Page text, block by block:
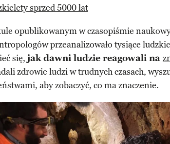
sprzed 5000 lat
opublikowanym w czasopiśmie
przeanalizowało tysiące
się, jak dawni ludzie reagowali na
zdrowie ludzi w trudnych czasach,
aby zobaczyć, co ma znaczenie.